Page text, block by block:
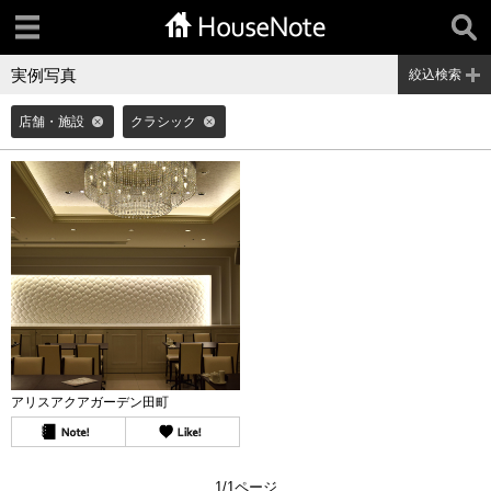
実例写真 絞込検索
店舗・施設 クラシック
アリスアクアガーデン田町
1/1ページ